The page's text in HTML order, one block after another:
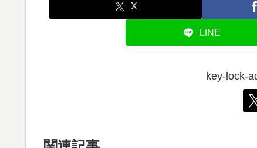
X
LINE
key-lock-